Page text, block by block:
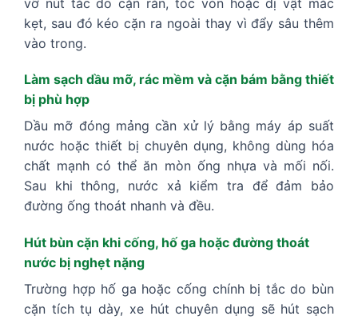
kẹt, sau đó kéo cặn ra ngoài thay vì đẩy sâu thêm
vào trong.
Làm sạch dầu mỡ, rác mềm và cặn bám bằng thiết
bị phù hợp
Dầu mỡ đóng mảng cần xử lý bằng máy áp suất
nước hoặc thiết bị chuyên dụng, không dùng hóa
chất mạnh có thể ăn mòn ống nhựa và mối nối.
Sau khi thông, nước xả kiểm tra để đảm bảo
đường ống thoát nhanh và đều.
Hút bùn cặn khi cống, hố ga hoặc đường thoát
nước bị nghẹt nặng
Trường hợp hố ga hoặc cống chính bị tắc do bùn
cặn tích tụ dày, xe hút chuyên dụng sẽ hút sạch